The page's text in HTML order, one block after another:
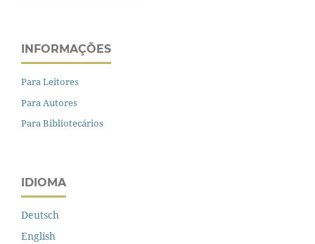
INFORMAÇÕES
Para Leitores
Para Autores
Para Bibliotecários
IDIOMA
Deutsch
English